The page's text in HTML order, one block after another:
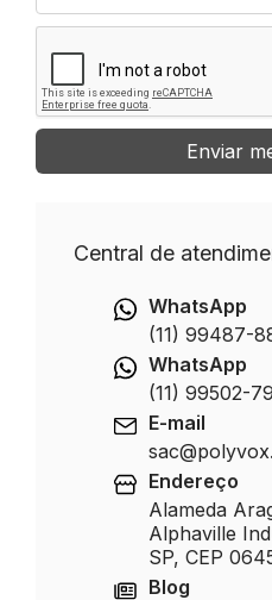
Enviar
Central de
WhatsApp
(11) 99487-
WhatsApp
(11) 99502-
E-mail
Endereço
Alameda
Alphaville
SP, CEP
Blog